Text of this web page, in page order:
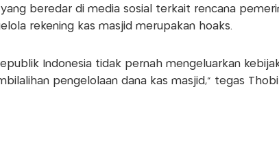
beredar di media sosial terkait rencana
rekening kas masjid merupakan hoaks.
Indonesia tidak pernah mengeluarkan
pengelolaan dana kas masjid,” tegas